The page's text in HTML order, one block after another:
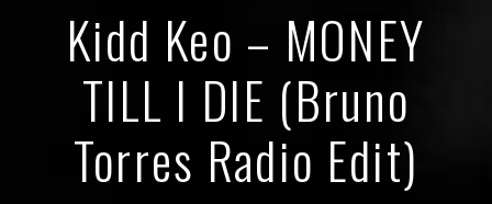
Kidd Keo – MONEY
TILL I DIE (Bruno
Torres Radio Edit)